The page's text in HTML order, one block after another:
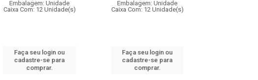
Embalagem: Unidade
Caixa Com: 12 Unidade(s)
Faça seu login ou
cadastre-se para
comprar.
Embalagem: Unidade
Caixa Com: 12 Unidade(s)
Faça seu login ou
cadastre-se para
comprar.